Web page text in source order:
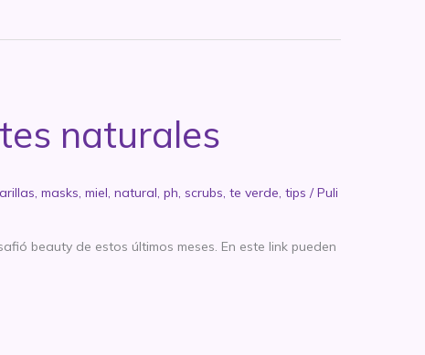
naturales
, masks, miel, natural, ph, scrubs, te verde, tips /Puli
beauty de estos últimos meses. En este link pueden